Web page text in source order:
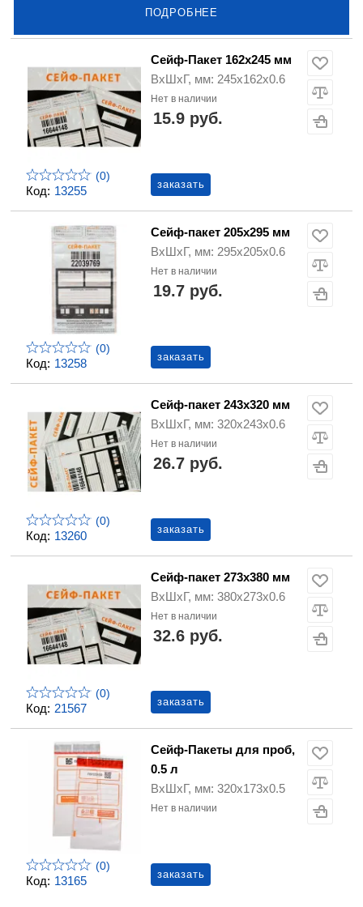
ПОДРОБНЕЕ
Код: 13255
(0)
Сейф-Пакет 162х245 мм
ВхШхГ, мм: 245х162х0.6
Нет в наличии
15.9 руб.
заказать
Код: 13258
(0)
Сейф-пакет 205х295 мм
ВхШхГ, мм: 295х205х0.6
Нет в наличии
19.7 руб.
заказать
Код: 13260
(0)
Сейф-пакет 243х320 мм
ВхШхГ, мм: 320х243х0.6
Нет в наличии
26.7 руб.
заказать
Код: 21567
(0)
Сейф-пакет 273х380 мм
ВхШхГ, мм: 380х273х0.6
Нет в наличии
32.6 руб.
заказать
Код: 13165
(0)
Сейф-Пакеты для проб,
0.5 л
ВхШхГ, мм: 320х173х0.5
Нет в наличии
заказать